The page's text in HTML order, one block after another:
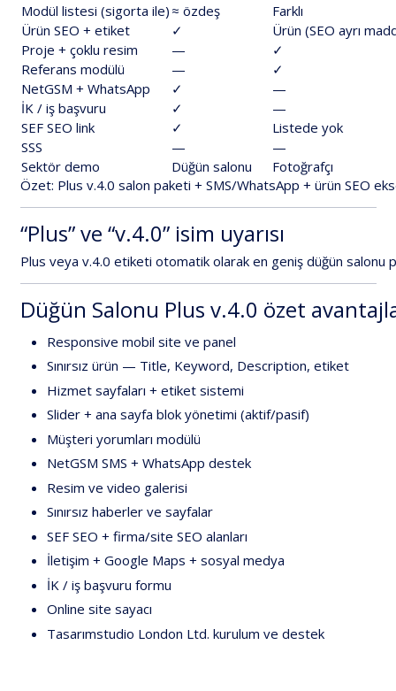
Modül listesi (sigorta ile) ≈ özdeş
Farklı
Ürün SEO + etiket ✓ Ürün (SEO ayrı
Proje + çoklu resim —
✓
Referans modülü —
✓
NetGSM + WhatsApp ✓
—
İK / iş başvuru ✓
—
SEF SEO link ✓ Listede yok
SSS
—
—
Sektör demo Düğün salonu
Fotoğrafçı
Özet: Plus v.4.0 salon paketi + SMS/WhatsApp + ürün SEO
“Plus”ve “v.4.0” isim uyarısı
Plus veya v.4.0 etiketi otomatik olarak en geniş düğün salonu
Düğün Salonu Plus v.4.0 özet
Responsive mobil site ve panel
Sınırsız ürün — Title, Keyword, Description, etiket
Hizmet sayfaları + etiket sistemi
Slider + ana sayfa blok yönetimi (aktif/pasif)
Müşteri yorumları modülü
NetGSM SMS + WhatsApp destek
Resim ve video galerisi
Sınırsız haberler ve sayfalar
SEF SEO + firma/site SEO alanları
İletişim + Google Maps + sosyal medya
İK / iş başvuru formu
Online site sayacı
Tasarımstudio London Ltd. kurulum ve destek